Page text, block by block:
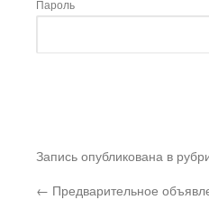
Пароль
Запись опубликована в
← Предварительное